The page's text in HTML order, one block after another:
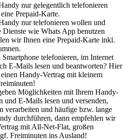
nur gelegentlich telefonieren
Prepaid-Karte.
nur telefonieren wollen und
Dienste wie Whats App benutzen
wir Ihnen eine Prepaid-Karte inkl.
telefonieren, im Internet
E-Mails lesen und beantworten? Hier
Handy-Vertrag mit kleinem
Möglichkeiten mit Ihrem Handy-
und E-Mails lesen und versenden,
verarbeiten und häufige bzw. lange
durchführen, dann empfehlen wir
mit All-Net-Flat, großen
Freiminuten ins Ausland!